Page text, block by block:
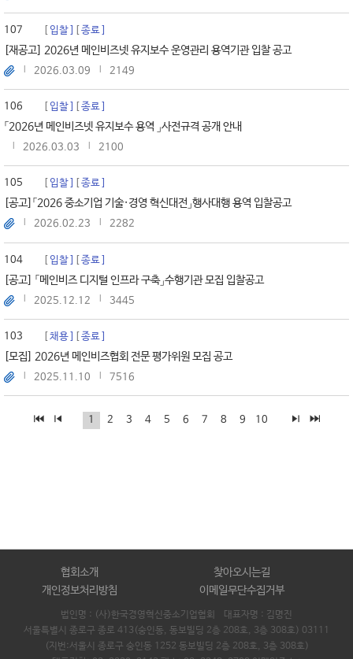
107 입찰 종료
[재공고] 2026년 메인비즈넷 유지보수 운영관리 용역기관 입찰 공고
2026.03.09 2149
106 입찰 종료
「2026년 메인비즈넷 유지보수 용역 」사전규격 공개 안내
2026.03.03 2100
105 입찰 종료
[공고]「2026 중소기업 기술·경영 혁신대전」행사대행 용역 입찰공고
2026.02.23 2282
104 입찰 종료
[공고] 「메인비즈 디지털 인프라 구축」수행기관 모집 입찰공고
2025.12.12 3445
103 채용 종료
[모집] 2026년 메인비즈협회 전문 평가위원 모집 공고
2025.11.10 7516
1 2 3 4 5 6 7 8 9 10
협회소개
찾아오시는길
개인정보처리방침
이메일무단수집거부
법인명 : (사)한국경영혁신중소기업협회 대표자명 : 김명진
서울특별시 종로구 종로 413(숭인동, 동보빌딩 2층 208호, 3층 308호) 03111
(지번:서울시 종로구 숭인동 1252 동보빌딩 2층 208호, 3층 308호)